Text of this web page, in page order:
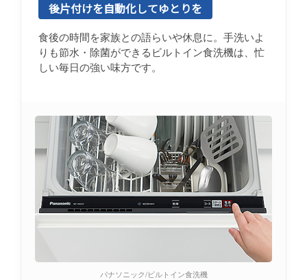
パナソニック/ビルトイン食洗機
後片付けを自動化してゆとりを
食後の時間を家族との語らいや休息に。手洗いよ
りも節水・除菌ができるビルトイン食洗機は、忙
しい毎日の強い味方です。